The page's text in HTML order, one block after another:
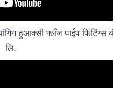
हुआक्सी फ्लँज पाईप फिटिंग्स कं,
लि.